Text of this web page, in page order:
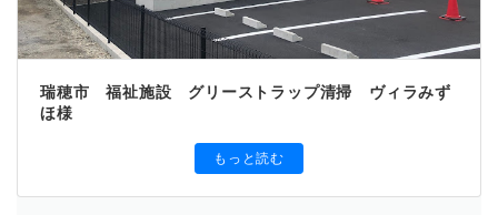
瑞穂市 福祉施設 グリーストラップ清掃 ヴィラみず
ほ様
もっと読む